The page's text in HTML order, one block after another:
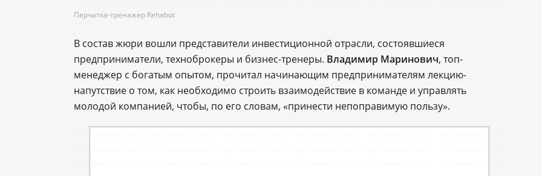
Перчатка-тренажер Rehabot
В состав жюри вошли представители инвестиционной отрасли, состоявшиеся
предприниматели, техноброкеры и бизнес-тренеры. Владимир Маринович, топ-
менеджер с богатым опытом, прочитал начинающим предпринимателям лекцию-
напутствие о том, как необходимо строить взаимодействие в команде и управлять
молодой компанией, чтобы, по его словам, «принести непоправимую пользу».